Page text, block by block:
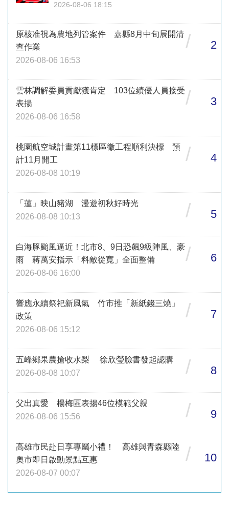
2026-08-06 18:15
原核准視為農地列管案件 嘉縣8月中旬展開清
查作業
2026-08-06 16:53
/ 2
雲林調解委員貢獻獲肯定 103位績優人員接受
表揚
2026-08-06 16:58
/ 3
桃園航空城計畫第11標區徵工程順利決標 預
計11月開工
2026-08-08 10:19
/ 4
「蓮」映山豬湖 漫遊初秋好時光
2026-08-08 10:13
/ 5
白海豚颱風逼近！北市8、9日恐飆9級陣風、豪
雨 蔣萬安指示「料敵從寬」全面整備
2026-08-06 16:00
/ 6
響應永續祭祀新風氣 竹市推「新紙錢三燒」
政策
2026-08-06 15:12
/ 7
五峰鄉果農搶收水梨 徐欣瑩臉書發起認購
2026-08-08 10:07
/ 8
父出真愛 楊梅區表揚46位模範父親
2026-08-06 15:56
/ 9
高雄市民赴日享專屬小禮！ 高雄與青森縣陸
奧市即日啟動景點互惠
2026-08-07 00:07
/ 10